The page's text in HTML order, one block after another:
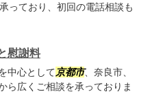
っており、初回の電話相談も
慰謝料
中心として京都市、奈良市、
ら広くご相談を承っておりま